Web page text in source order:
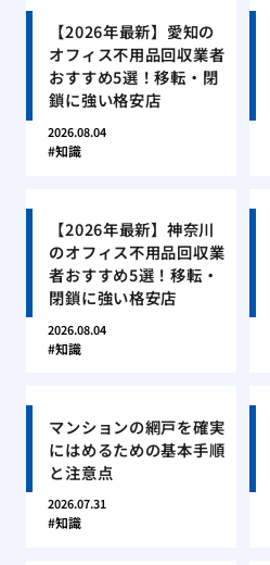
【2026年最新】愛知の
オフィス不用品回収業者
おすすめ5選！移転・閉
鎖に強い格安店
2026.08.04
知識
【2026年最新】神奈川
のオフィス不用品回収業
者おすすめ5選！移転・
閉鎖に強い格安店
2026.08.04
知識
マンションの網戸を確実
にはめるための基本手順
と注意点
2026.07.31
知識